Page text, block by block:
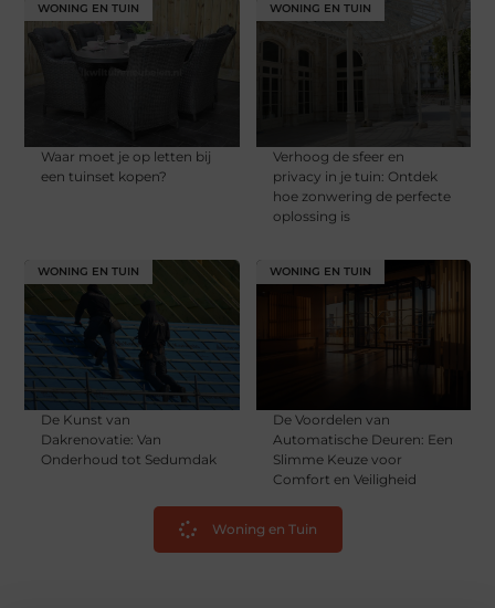
WONING EN TUIN
Waar moet je op letten bij
een tuinset kopen?
WONING EN TUIN
Verhoog de sfeer en
privacy in je tuin: Ontdek
hoe zonwering de perfecte
oplossing is
WONING EN TUIN
De Kunst van
Dakrenovatie: Van
Onderhoud tot Sedumdak
WONING EN TUIN
De Voordelen van
Automatische Deuren: Een
Slimme Keuze voor
Comfort en Veiligheid
Woning en Tuin